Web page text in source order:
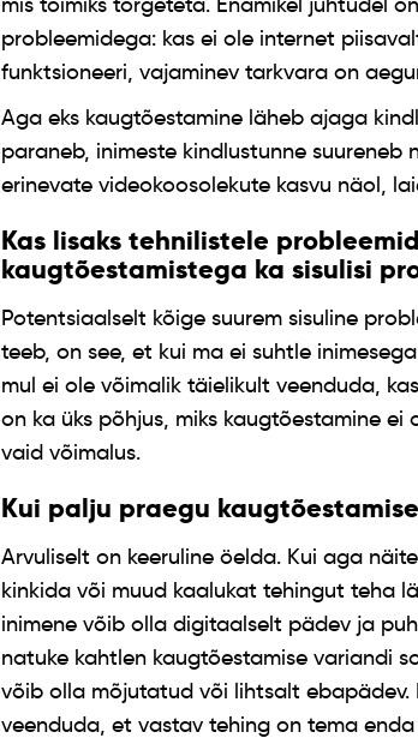
probleemidega: kas ei ole internet
funktsioneeri, vajaminev tarkvara on
Aga eks kaugtõestamine läheb ajaga
paraneb, inimeste kindlustunne suureneb
erinevate videokoosolekute kasvu näol,
Kas lisaks tehnilistele
kaugtõestamistega ka sisulisi
Potentsiaalselt kõige suurem sisuline
teeb, on see, et kui ma ei suhtle
mul ei ole võimalik täielikult veenduda,
on ka üks põhjus, miks kaugtõestamine
vaid võimalus.
Kui palju praegu
Arvuliselt on keeruline öelda. Kui aga
kinkida või muud kaalukat tehingut teha
inimene võib olla digitaalselt pädev ja
natuke kahtlen kaugtõestamise variandi
võib olla mõjutatud või lihtsalt ebapädev.
veenduda, et vastav tehing on tema